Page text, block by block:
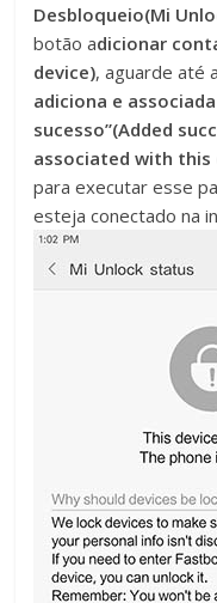
Desbloqueio(Mi
botão adicionar
device), aguarde até
adiciona e
sucesso”(Added
associated with this
para executar esse
esteja conectado na